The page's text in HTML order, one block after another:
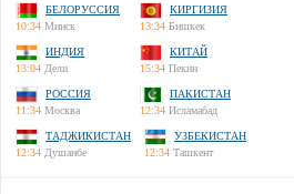
БЕЛОРУССИЯ
10:34 Минск
КИРГИЗИЯ
13:34 Бишкек
ИНДИЯ
13:04 Дели
КИТАЙ
15:34 Пекин
РОССИЯ
11:34 Москва
ПАКИСТАН
12:34 Исламабад
ТАДЖИКИСТАН
12:34 Душанбе
УЗБЕКИСТАН
12:34 Ташкент